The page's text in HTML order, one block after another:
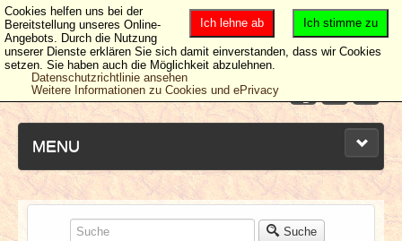
MENU
NEUESTE ARTIKEL
Suche
Ich stimme zu
Ich lehne ab
Cookies helfen uns bei der
Bereitstellung unseres Online-
Angebots. Durch die Nutzung
unserer Dienste erklären Sie sich damit einverstanden, dass wir Cookies
setzen. Sie haben auch die Möglichkeit abzulehnen.
Datenschutzrichtlinie ansehen
Weitere Informationen zu Cookies und ePrivacy